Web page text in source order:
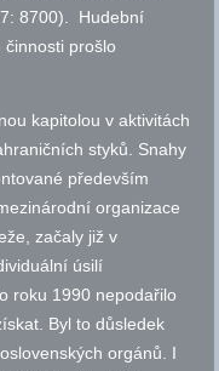
8700). Hudební
prošlo
kapitolou v aktivitách
styků. Snahy
především
organizace
začaly již v
úsilí
roku 1990 nepodařilo
Byl to důsledek
orgánů. I